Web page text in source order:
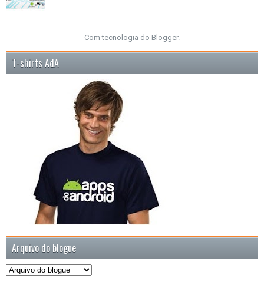
Com tecnologia do Blogger.
T-shirts AdA
Arquivo do blogue